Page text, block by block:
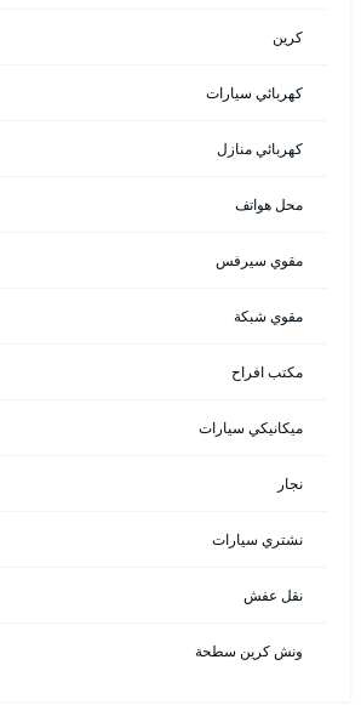
كرين
كهربائي سيارات
كهربائي منازل
محل هواتف
مقوي سيرفس
مقوي شبكة
مكتب افراح
ميكانيكي سيارات
نجار
نشتري سيارات
نقل عفش
ونش كرين سطحة